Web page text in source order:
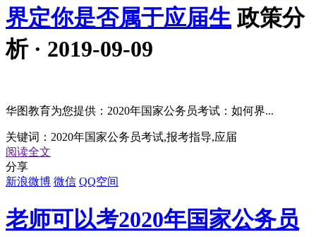
界定你是否属于应届生 政策分
析 · 2019-09-09
华图教育为您提供：2020年国家公务员考试：如何界...
关键词： 2020年国家公务员考试,报考指导,应届
阅读全文
分享
新浪微博 微信 QQ空间
老师可以考2020年国家公务员